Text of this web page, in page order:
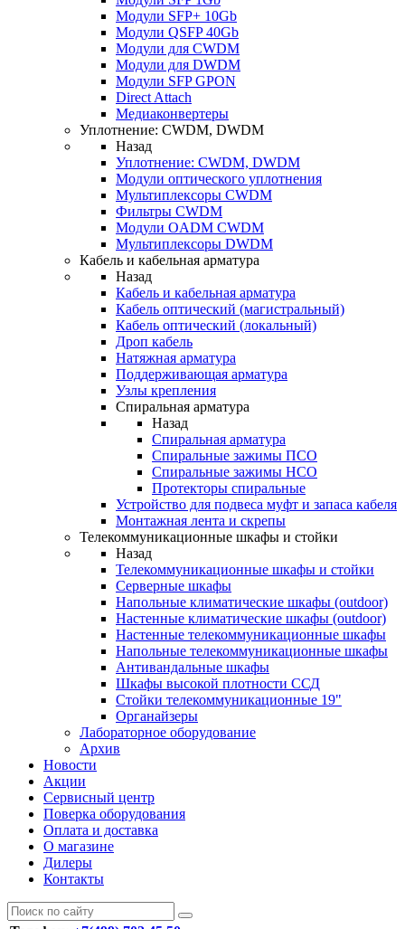
Модули SFP+ 10Gb
Модули QSFP 40Gb
Модули для CWDM
Модули для DWDM
Модули SFP GPON
Direct Attach
Медиаконвертеры
Уплотнение: CWDM, DWDM
Назад
Уплотнение: CWDM, DWDM
Модули оптического уплотнения
Мультиплексоры CWDM
Фильтры CWDM
Модули OADM CWDM
Мультиплексоры DWDM
Кабель и кабельная арматура
Назад
Кабель и кабельная арматура
Кабель оптический (магистральный)
Кабель оптический (локальный)
Дроп кабель
Натяжная арматура
Поддерживающая арматура
Узлы крепления
Спиральная арматура
Назад
Спиральная арматура
Спиральные зажимы ПСО
Спиральные зажимы НСО
Протекторы спиральные
Устройство для подвеса муфт и запаса кабеля
Монтажная лента и скрепы
Телекоммуникационные шкафы и стойки
Назад
Телекоммуникационные шкафы и стойки
Серверные шкафы
Напольные климатические шкафы (outdoor)
Настенные климатические шкафы (outdoor)
Настенные телекоммуникационные шкафы
Напольные телекоммуникационные шкафы
Антивандальные шкафы
Шкафы высокой плотности ССД
Стойки телекоммуникационные 19"
Органайзеры
Лабораторное оборудование
Архив
Новости
Акции
Сервисный центр
Поверка оборудования
Оплата и доставка
О магазине
Дилеры
Контакты